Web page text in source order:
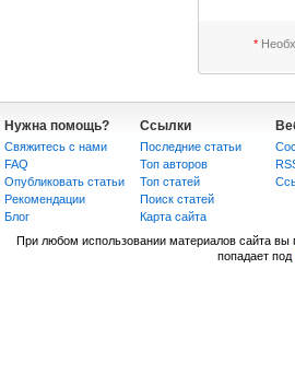
*
Нужна помощь?
Свяжитесь с нами
FAQ
Опубликовать статьи
Рекомендации
Блог
Ссылки
Последние статьи
Топ авторов
Топ статей
Поиск статей
Карта сайта
При любом использовании материалов сайта вы
попадает под